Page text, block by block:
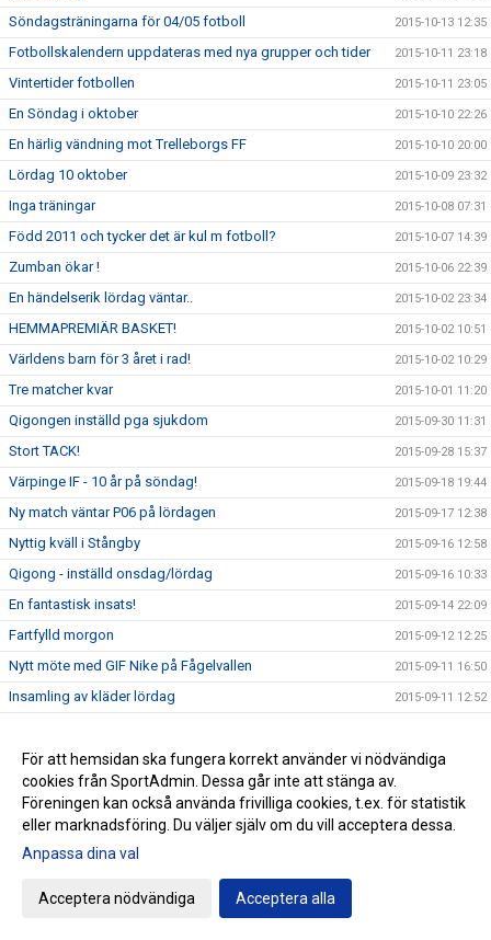
Söndagsträningarna för 04/05 fotboll 2015-10-13 12:35
Fotbollskalendern uppdateras med nya grupper och tider 2015-10-11 23:18
Vintertider fotbollen 2015-10-11 23:05
En Söndag i oktober 2015-10-10 22:26
En härlig vändning mot Trelleborgs FF 2015-10-10 20:00
Lördag 10 oktober 2015-10-09 23:32
Inga träningar 2015-10-08 07:31
Född 2011 och tycker det är kul m fotboll? 2015-10-07 14:39
Zumban ökar ! 2015-10-06 22:39
En händelserik lördag väntar.. 2015-10-02 23:34
HEMMAPREMIÄR BASKET! 2015-10-02 10:51
Världens barn för 3 året i rad! 2015-10-02 10:29
Tre matcher kvar 2015-10-01 11:20
Qigongen inställd pga sjukdom 2015-09-30 11:31
Stort TACK! 2015-09-28 15:37
Värpinge IF - 10 år på söndag! 2015-09-18 19:44
Ny match väntar P06 på lördagen 2015-09-17 12:38
Nyttig kväll i Stångby 2015-09-16 12:58
Qigong - inställd onsdag/lördag 2015-09-16 10:33
En fantastisk insats! 2015-09-14 22:09
Fartfylld morgon 2015-09-12 12:25
Nytt möte med GIF Nike på Fågelvallen 2015-09-11 16:50
Insamling av kläder lördag 2015-09-11 12:52
Händelserik premiärkväll 2015-09-08 20:43
ZumbaMarathon på Fågelskolans matsal - lördag 2015-09-07 10:02
Parkouranmälan Öppen igen! 2015-09-02 11:45
Klubbvecka på Intersport 31 augusti - 6 september
Basketens kalender för flickor 02-04 uppdaterad
Basket för 07-09 startar i september
För att hemsidan ska fungera korrekt använder vi nödvändiga
cookies från SportAdmin. Dessa går inte att stänga av.
Föreningen kan också använda frivilliga cookies, t.ex. för statistik
eller marknadsföring. Du väljer själv om du vill acceptera dessa.
Anpassa dina val
Acceptera nödvändiga Acceptera alla